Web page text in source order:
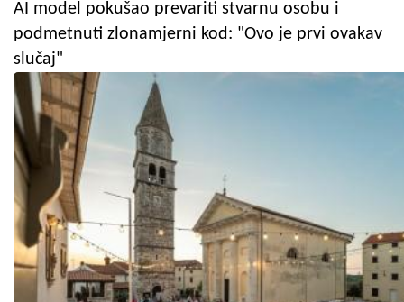
AI model pokušao prevariti stvarnu osobu i
podmetnuti zlonamjerni kod: "Ovo je prvi ovakav
slučaj"